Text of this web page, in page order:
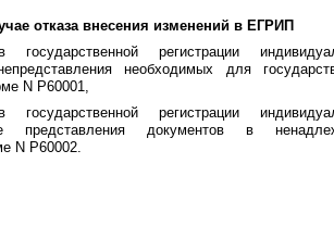
отказа внесения изменений в ЕГРИП
регистрации
необходимых для
N Р60001,
регистрации
представления документов в
N Р60002.